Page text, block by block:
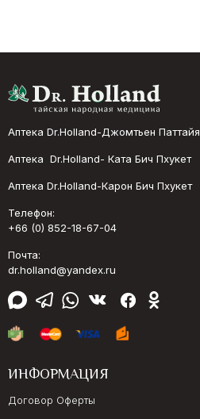
Аптека Dr.Holland-Джомтьен Паттайя
Аптека Dr.Holland- Ката Бич Пхукет
Аптека Dr.Holland-Карон Бич Пхукет
Телефон:
+66 (0) 852-18-67-04
Почта:
dr.holland@yandex.ru
ИНФОРМАЦИЯ
Договор Оферты